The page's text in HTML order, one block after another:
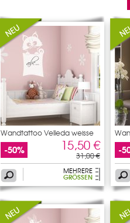
Wandtattoo Velleda weisse
-50% 15,50 €
31,00 €
MEHRERE
GRÖSSEN
-